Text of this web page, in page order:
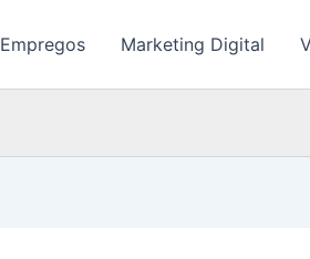
Empregos Marketing Digital